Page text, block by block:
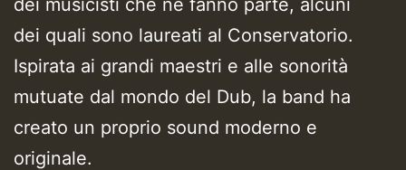
dei quali sono laureati al Conservatorio.
Ispirata ai grandi maestri e alle sonorità
mutuate dal mondo del Dub, la band ha
creato un proprio sound moderno e
originale.